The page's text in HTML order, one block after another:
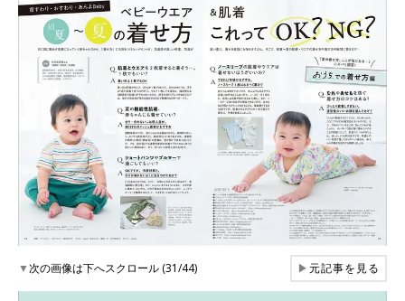
▼次の画像は下へスクロール (31/44) ▶元記事を見る